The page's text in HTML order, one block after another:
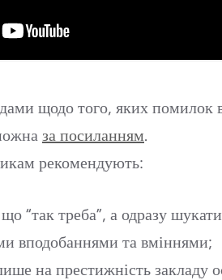
щодо того, яких помилок
за посиланням.
рекомендують:
“так треба”, а одразу
вподобаннями та вміннями;
на престижність закладу